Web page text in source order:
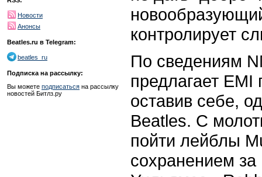
Новости
Анонсы
Beatles.ru в Telegram:
beatles_ru
Подписка на рассылку:
Вы можете подписаться на рассылку
новостей Битлз.ру
контролирует
По сведениям
предлагает
оставив себе,
Beatles. С
пойти лейблы
сохранением за